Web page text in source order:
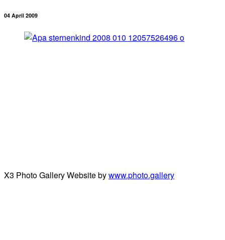
04 April 2009
X3 Photo Gallery Website bywww.photo.gallery